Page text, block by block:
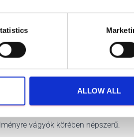
ALLOW ALL
egyedülálló keverékét kínálják.
vágyók körében népszerű.